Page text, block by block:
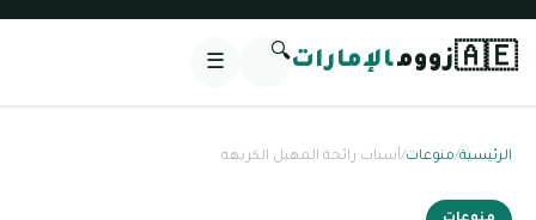
🇦🇪زوومالإمارات🔍
☰
الرئيسية/منوعات/أسباب رائحة المهبل الكريهه